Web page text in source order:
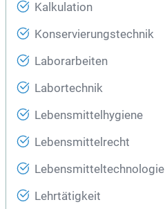
Kalkulation
Konservierungstechnik
Laborarbeiten
Labortechnik
Lebensmittelhygiene
Lebensmittelrecht
Lebensmitteltechnologie
Lehrtätigkeit